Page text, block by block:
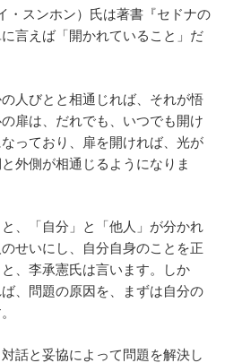
・スンホン）氏は著書『セドナの
言えば「開かれていること」だ
の人びとと相通じれば、それが悟
扉は、だれでも、いつでも開け
っており、扉を開ければ、光が
外側が相通じるようになりま
、「自分」と「他人」が分かれ
せいにし、自分自身のことを正
、李承憲氏は言います。しか
、問題の原因を、まずは自分の
話と妥協によって問題を解決し